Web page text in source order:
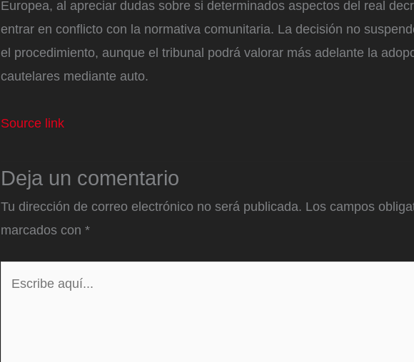
Europea, al apreciar dudas sobre si determinados aspectos del real
entrar en conflicto con la normativa comunitaria. La decisión no
el procedimiento, aunque el tribunal podrá valorar más adelante la
cautelares mediante auto.
Source link
Deja un comentario
Tu dirección de correo electrónico no será publicada. Los campos
marcados con *